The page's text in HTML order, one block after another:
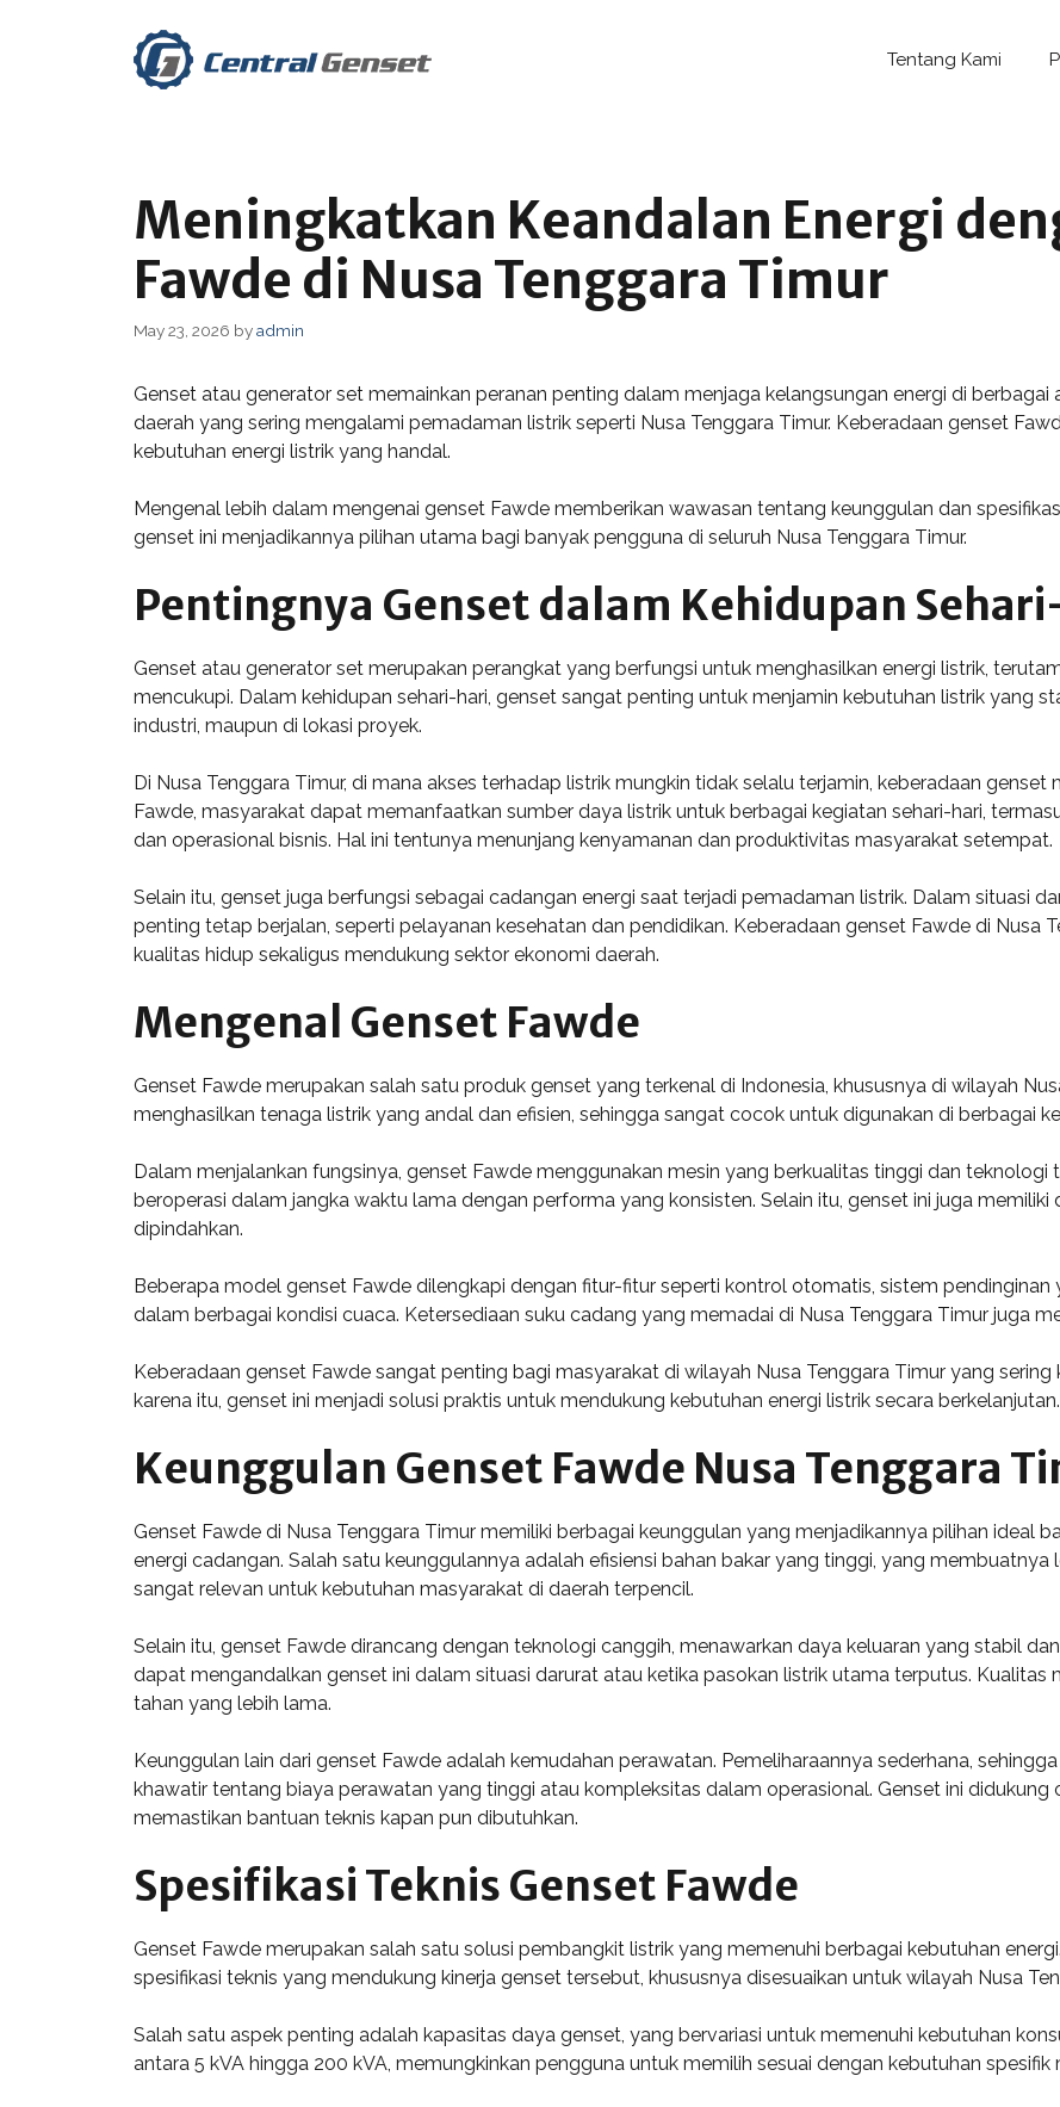
Tentang Kami
Meningkatkan Keandalan Energi
Fawde di Nusa Tenggara Timur
May 23, 2026 byadmin
Genset atau generator set memainkan peranan penting dalam menjaga kelangsungan energi di berbagai
daerah yang sering mengalami pemadaman listrik seperti Nusa Tenggara Timur. Keberadaan genset
kebutuhan energi listrik yang handal.
Mengenal lebih dalam mengenai genset Fawde memberikan wawasan tentang keunggulan dan
genset ini menjadikannya pilihan utama bagi banyak pengguna di seluruh Nusa Tenggara Timur.
Pentingnya Genset dalam Kehidupan
Genset atau generator set merupakan perangkat yang berfungsi untuk menghasilkan energi listrik,
mencukupi. Dalam kehidupan sehari-hari, genset sangat penting untuk menjamin kebutuhan listrik yang
industri, maupun di lokasi proyek.
Di Nusa Tenggara Timur, di mana akses terhadap listrik mungkin tidak selalu terjamin, keberadaan
Fawde, masyarakat dapat memanfaatkan sumber daya listrik untuk berbagai kegiatan sehari-hari,
dan operasional bisnis. Hal ini tentunya menunjang kenyamanan dan produktivitas masyarakat setempat.
Selain itu, genset juga berfungsi sebagai cadangan energi saat terjadi pemadaman listrik. Dalam situasi
penting tetap berjalan, seperti pelayanan kesehatan dan pendidikan. Keberadaan genset Fawde di Nusa
kualitas hidup sekaligus mendukung sektor ekonomi daerah.
Mengenal Genset Fawde
Genset Fawde merupakan salah satu produk genset yang terkenal di Indonesia, khususnya di wilayah
menghasilkan tenaga listrik yang andal dan efisien, sehingga sangat cocok untuk digunakan di berbagai
Dalam menjalankan fungsinya, genset Fawde menggunakan mesin yang berkualitas tinggi dan teknologi
beroperasi dalam jangka waktu lama dengan performa yang konsisten. Selain itu, genset ini juga
dipindahkan.
Beberapa model genset Fawde dilengkapi dengan fitur-fitur seperti kontrol otomatis, sistem pendinginan
dalam berbagai kondisi cuaca. Ketersediaan suku cadang yang memadai di Nusa Tenggara Timur juga
Keberadaan genset Fawde sangat penting bagi masyarakat di wilayah Nusa Tenggara Timur yang
karena itu, genset ini menjadi solusi praktis untuk mendukung kebutuhan energi listrik secara berkelanjutan.
Keunggulan Genset Fawde Nusa Tenggara
Genset Fawde di Nusa Tenggara Timur memiliki berbagai keunggulan yang menjadikannya pilihan ideal
energi cadangan. Salah satu keunggulannya adalah efisiensi bahan bakar yang tinggi, yang membuatnya
sangat relevan untuk kebutuhan masyarakat di daerah terpencil.
Selain itu, genset Fawde dirancang dengan teknologi canggih, menawarkan daya keluaran yang stabil
dapat mengandalkan genset ini dalam situasi darurat atau ketika pasokan listrik utama terputus.
tahan yang lebih lama.
Keunggulan lain dari genset Fawde adalah kemudahan perawatan. Pemeliharaannya sederhana,
khawatir tentang biaya perawatan yang tinggi atau kompleksitas dalam operasional. Genset ini didukung
memastikan bantuan teknis kapan pun dibutuhkan.
Spesifikasi Teknis Genset Fawde
Genset Fawde merupakan salah satu solusi pembangkit listrik yang memenuhi berbagai kebutuhan
spesifikasi teknis yang mendukung kinerja genset tersebut, khususnya disesuaikan untuk wilayah Nusa
Salah satu aspek penting adalah kapasitas daya genset, yang bervariasi untuk memenuhi kebutuhan
antara 5 kVA hingga 200 kVA, memungkinkan pengguna untuk memilih sesuai dengan kebutuhan spesifik